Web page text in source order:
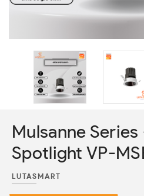
Mulsanne
Spotlight VP-
LUTASMART